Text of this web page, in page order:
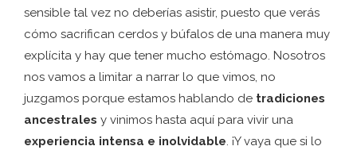
sensible tal vez no deberías asistir, puesto que verás
cómo sacrifican cerdos y búfalos de una manera muy
explícita y hay que tener mucho estómago. Nosotros
nos vamos a limitar a narrar lo que vimos, no
juzgamos porque estamos hablando de tradiciones
ancestrales y vinimos hasta aquí para vivir una
experiencia intensa e inolvidable. ¡Y vaya que si lo